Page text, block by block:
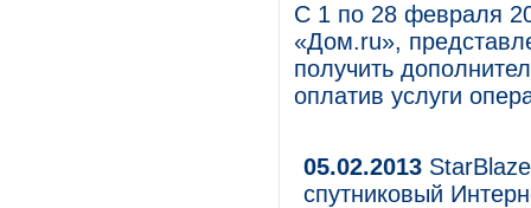
С 1 по 28 февраля
«Дом.ru»,
получить
оплатив услуги
05.02.2013
спутниковый